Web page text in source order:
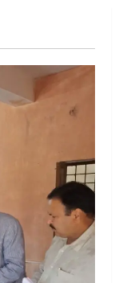
वीरांगनाओं का
कॉन्टेस्ट ‘मिस
और जर्मनी के
भारतीय छात्रों